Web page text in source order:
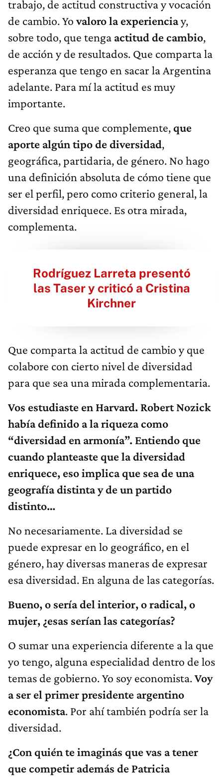
trabajo, de actitud constructiva y vocación
de cambio. Yovaloro la experienciay,
sobre todo, que tenga actitud de cambio,
de acción y de resultados. Que comparta la
esperanza que tengo en sacar la Argentina
adelante. Para mí la actitud es muy
importante.
Creo que suma que complemente, que
aporte algún tipo de diversidad,
geográfica, partidaria, de género. No hago
una definición absoluta de cómo tiene que
ser el perfil, pero como criterio general, la
diversidad enriquece. Es otra mirada,
complementa.
Rodríguez Larreta presentó
las Taser y criticó a Cristina
Kirchner
Que comparta la actitud de cambio y que
colabore con cierto nivel de diversidad
para que sea una mirada complementaria.
Vos estudiaste en Harvard. Robert Nozick
había definido a la riqueza como
“diversidad en armonía”. Entiendo que
cuando planteaste que la diversidad
enriquece, eso implica que sea de una
geografía distinta y de un partido
distinto…
No necesariamente. La diversidad se
puede expresar en lo geográfico, en el
género, hay diversas maneras de expresar
esa diversidad. En alguna de las categorías.
Bueno, o sería del interior, o radical, o
mujer, ¿esas serían las categorías?
O sumar una experiencia diferente a la que
yo tengo, alguna especialidad dentro de los
temas de gobierno. Yo soy economista.Voy
a ser el primer presidente argentino
economista. Por ahí también podría ser la
diversidad.
¿Con quién te imaginás que vas a tener
que competir además de Patricia